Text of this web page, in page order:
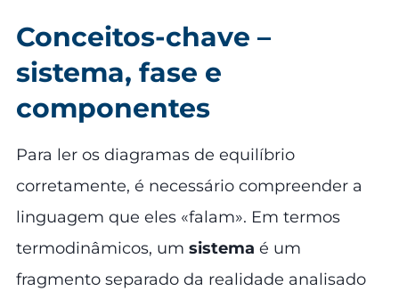
Conceitos-chave –
sistema, fase e
componentes
Para ler os diagramas de equilíbrio
corretamente, é necessário compreender a
linguagem que eles «falam». Em termos
termodinâmicos, um sistema é um
fragmento separado da realidade analisado